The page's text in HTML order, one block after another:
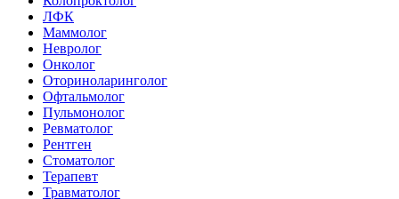
ЛФК
Маммолог
Невролог
Онколог
Оториноларинголог
Офтальмолог
Пульмонолог
Ревматолог
Рентген
Стоматолог
Терапевт
Травматолог